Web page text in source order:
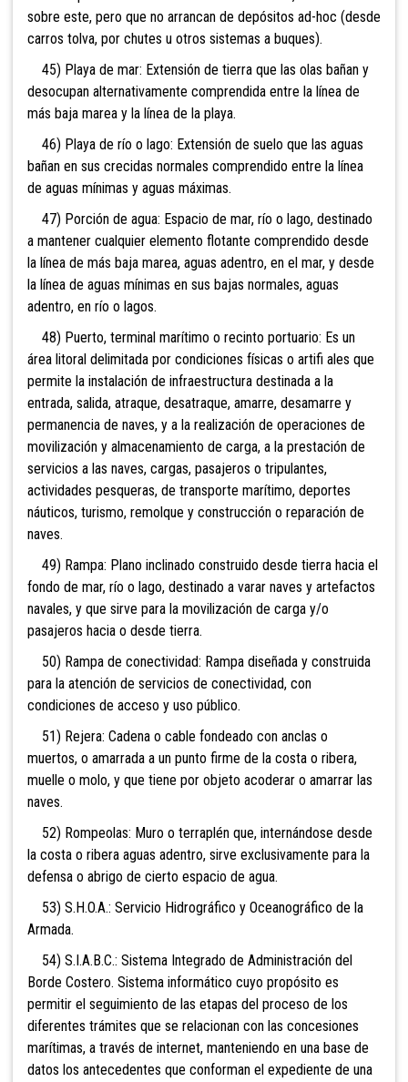
sobre este, pero que no arrancan de depósitos ad-hoc (desde
carros tolva, por chutes u otros sistemas a buques).
45) Playa de mar: Extensión de tierra que las olas bañan y
desocupan alternativamente comprendida entre la línea de
más baja marea y la línea de la playa.
46) Playa de río o lago: Extensión de suelo que las aguas
bañan en sus crecidas normales comprendido entre la línea
de aguas mínimas y aguas máximas.
47) Porción de agua: Espacio de mar, río o lago, destinado
a mantener cualquier elemento flotante comprendido desde
la línea de más baja marea, aguas adentro, en el mar, y desde
la línea de aguas mínimas en sus bajas normales, aguas
adentro, en río o lagos.
48) Puerto, terminal marítimo o recinto portuario: Es un
área litoral delimitada por condiciones físicas o artifi ales que
permite la instalación de infraestructura destinada a la
entrada, salida, atraque, desatraque, amarre, desamarre y
permanencia de naves, y a la realización de operaciones de
movilización y almacenamiento de carga, a la prestación de
servicios a las naves, cargas, pasajeros o tripulantes,
actividades pesqueras, de transporte marítimo, deportes
náuticos, turismo, remolque y construcción o reparación de
naves.
49) Rampa: Plano inclinado construido desde tierra hacia el
fondo de mar, río o lago, destinado a varar naves y artefactos
navales, y que sirve para la movilización de carga y/o
pasajeros hacia o desde tierra.
50) Rampa de conectividad: Rampa diseñada y construida
para la atención de servicios de conectividad, con
condiciones de acceso y uso público.
51) Rejera: Cadena o cable fondeado con anclas o
muertos, o amarrada a un punto firme de la costa o ribera,
muelle o molo, y que tiene por objeto acoderar o amarrar las
naves.
52) Rompeolas: Muro o terraplén que, internándose desde
la costa o ribera aguas adentro, sirve exclusivamente para la
defensa o abrigo de cierto espacio de agua.
53) S.H.O.A.: Servicio Hidrográfico y Oceanográfico de la
Armada.
54) S.I.A.B.C.: Sistema Integrado de Administración del
Borde Costero. Sistema informático cuyo propósito es
permitir el seguimiento de las etapas del proceso de los
diferentes trámites que se relacionan con las concesiones
marítimas, a través de internet, manteniendo en una base de
datos los antecedentes que conforman el expediente de una